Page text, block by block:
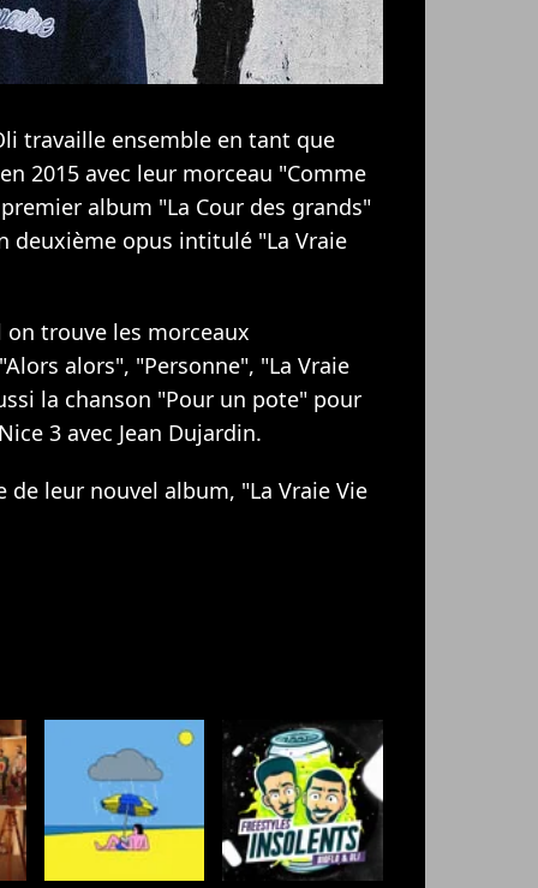
travaille ensemble en tant que
2015 avec leur morceau "Comme
album "La Cour des grands"
deuxième opus intitulé "La Vraie
trouve les morceaux
alors", "Personne", "La Vraie
la chanson "Pour un pote" pour
3 avec Jean Dujardin.
leur nouvel album, "La Vraie Vie